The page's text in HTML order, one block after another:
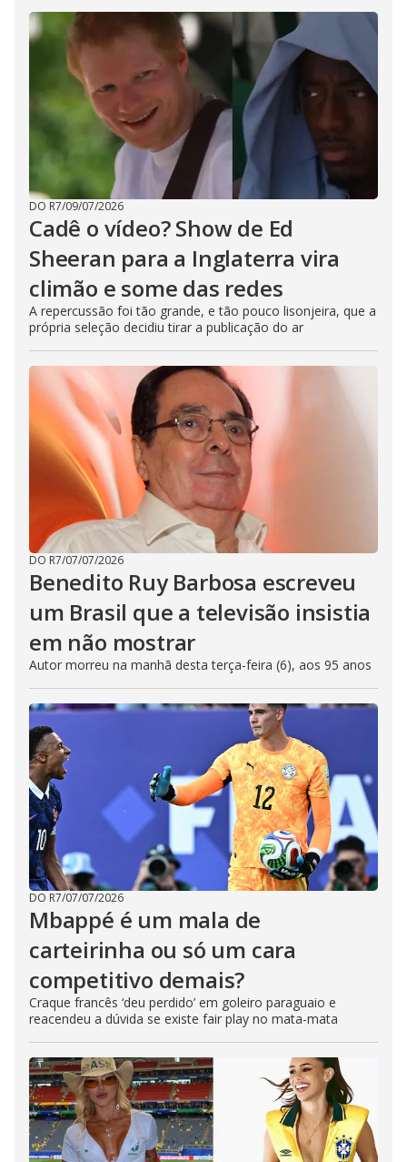
DO R7/09/07/2026
Cadê o vídeo? Show de Ed
Sheeran para a Inglaterra vira
climão e some das redes
A repercussão foi tão grande, e tão pouco lisonjeira, que a
própria seleção decidiu tirar a publicação do ar
DO R7/07/07/2026
Benedito Ruy Barbosa escreveu
um Brasil que a televisão insistia
em não mostrar
Autor morreu na manhã desta terça-feira (6), aos 95 anos
DO R7/07/07/2026
Mbappé é um mala de
carteirinha ou só um cara
competitivo demais?
Craque francês ‘deu perdido’ em goleiro paraguaio e
reacendeu a dúvida se existe fair play no mata-mata